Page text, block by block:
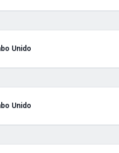
Unido
Unido